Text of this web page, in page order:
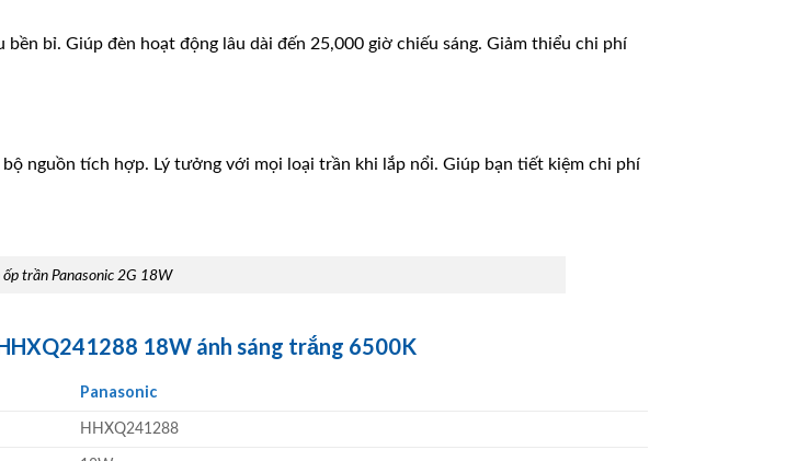
bền bỉ. Giúp đèn hoạt động lâu dài đến 25,000 giờ chiếu sáng. Giảm thiểu chi phí
nguồn tích hợp. Lý tưởng với mọi loại trần khi lắp nổi. Giúp bạn tiết kiệm chi phí
trần Panasonic 2G 18W
18W ánh sáng trắng 6500K
Panasonic
HHXQ241288